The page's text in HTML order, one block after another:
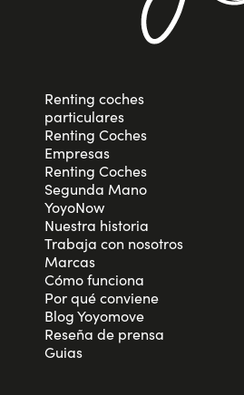
Renting coches
particulares
Renting Coches
Empresas
Renting Coches
Segunda Mano
YoyoNow
Nuestra historia
Trabaja con nosotros
Marcas
Cómo funciona
Por qué conviene
Blog Yoyomove
Reseña de prensa
Guias